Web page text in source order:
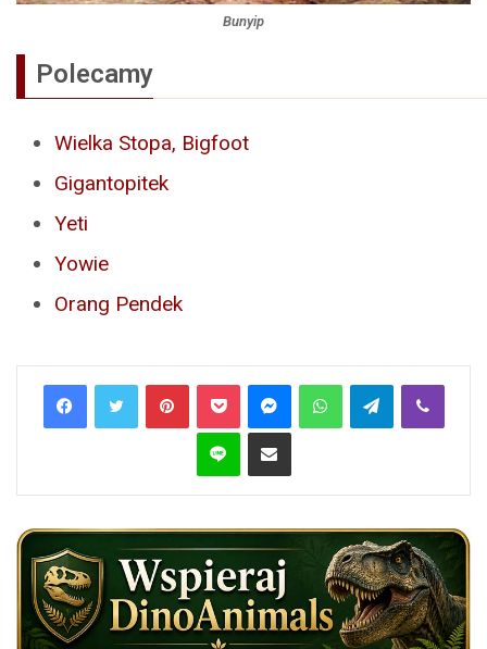
Bunyip
Polecamy
Wielka Stopa, Bigfoot
Gigantopitek
Yeti
Yowie
Orang Pendek
PinterestPocket MessengerWhatsAppTelegramViber
Line Share via Email